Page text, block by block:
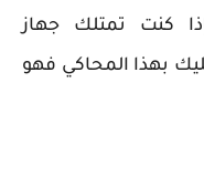
كنت تمتلك جهاز
عليك بهذا المحاكي فهو